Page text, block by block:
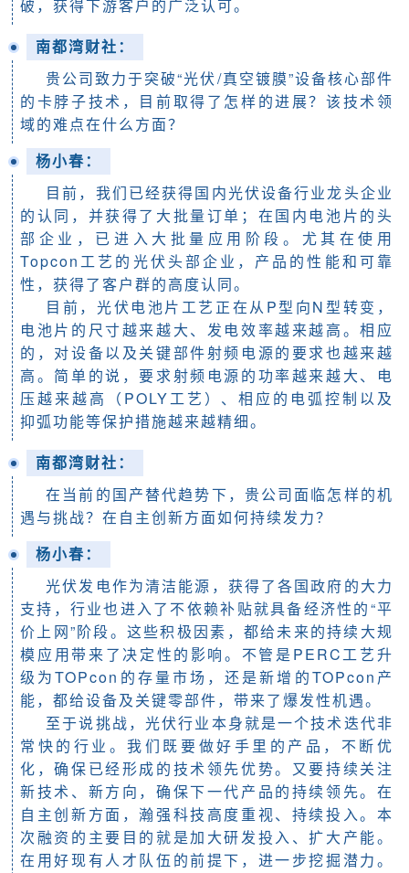
破，获得下游客户的广泛认可。
南都湾财社：
贵公司致力于突破“光伏/真空镀膜”设备核心部件
的卡脖子技术，目前取得了怎样的进展？该技术领
域的难点在什么方面？
杨小春：
目前，我们已经获得国内光伏设备行业龙头企业
的认同，并获得了大批量订单；在国内电池片的头
部企业，已进入大批量应用阶段。尤其在使用
Topcon工艺的光伏头部企业，产品的性能和可靠
性，获得了客户群的高度认同。
目前，光伏电池片工艺正在从P型向N型转变，
电池片的尺寸越来越大、发电效率越来越高。相应
的，对设备以及关键部件射频电源的要求也越来越
高。简单的说，要求射频电源的功率越来越大、电
压越来越高（POLY工艺）、相应的电弧控制以及
抑弧功能等保护措施越来越精细。
南都湾财社：
在当前的国产替代趋势下，贵公司面临怎样的机
遇与挑战？在自主创新方面如何持续发力？
杨小春：
光伏发电作为清洁能源，获得了各国政府的大力
支持，行业也进入了不依赖补贴就具备经济性的“平
价上网”阶段。这些积极因素，都给未来的持续大规
模应用带来了决定性的影响。不管是PERC工艺升
级为TOPcon的存量市场，还是新增的TOPcon产
能，都给设备及关键零部件，带来了爆发性机遇。
至于说挑战，光伏行业本身就是一个技术迭代非
常快的行业。我们既要做好手里的产品，不断优
化，确保已经形成的技术领先优势。又要持续关注
新技术、新方向，确保下一代产品的持续领先。在
自主创新方面，瀚强科技高度重视、持续投入。本
次融资的主要目的就是加大研发投入、扩大产能。
在用好现有人才队伍的前提下，进一步挖掘潜力。